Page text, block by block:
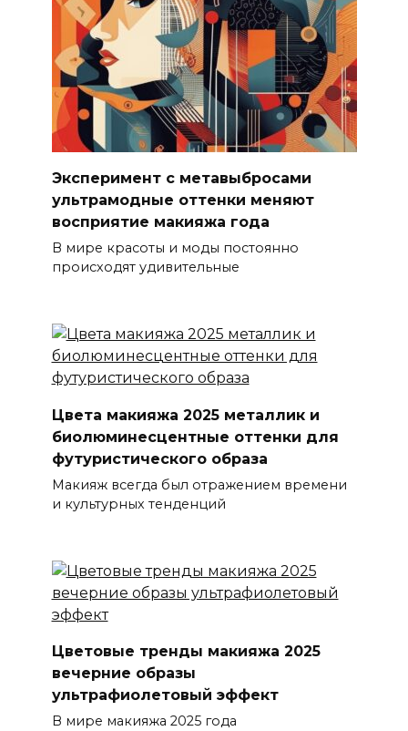
Эксперимент с метавыбросами
ультрамодные оттенки меняют
восприятие макияжа года
В мире красоты и моды постоянно
происходят удивительные
Цвета макияжа 2025 металлик и
биолюминесцентные оттенки для
футуристического образа
Макияж всегда был отражением времени
и культурных тенденций
Цветовые тренды макияжа 2025
вечерние образы
ультрафиолетовый эффект
В мире макияжа 2025 года